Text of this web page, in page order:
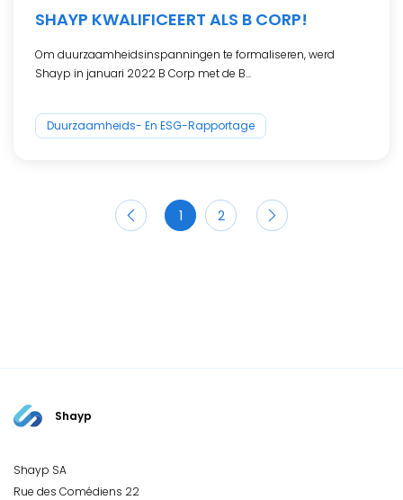
SHAYP KWALIFICEERT ALS B CORP!
Om duurzaamheidsinspanningen te formaliseren, werd
Shayp in januari 2022 B Corp met de B...
Duurzaamheids- En ESG-Rapportage
1 2
Shayp
Shayp SA
Rue des Comédiens 22